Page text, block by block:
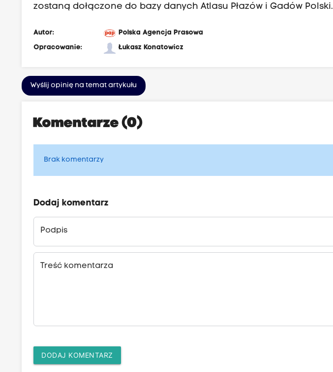
zostaną dołączone do bazy danych Atlasu Płazów i Gadów Polski.
Autor:
Polska Agencja Prasowa
Opracowanie:
Łukasz Konatowicz
Wyślij opinię na temat artykułu
Komentarze (0)
Brak komentarzy
Dodaj komentarz
Podpis
Treść komentarza
DODAJ KOMENTARZ